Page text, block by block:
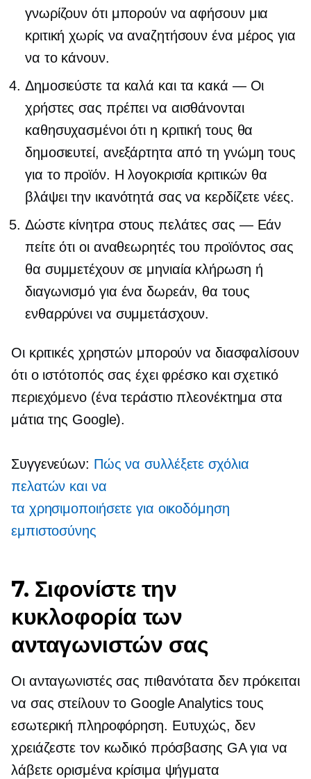
γνωρίζουν ότι μπορούν να αφήσουν μια
κριτική χωρίς να αναζητήσουν ένα μέρος για
να το κάνουν.
Δημοσιεύστε τα καλά και τα κακά — Οι
χρήστες σας πρέπει να αισθάνονται
καθησυχασμένοι ότι η κριτική τους θα
δημοσιευτεί, ανεξάρτητα από τη γνώμη τους
για το προϊόν. Η λογοκρισία κριτικών θα
βλάψει την ικανότητά σας να κερδίζετε νέες.
Δώστε κίνητρα στους πελάτες σας — Εάν
πείτε ότι οι αναθεωρητές του προϊόντος σας
θα συμμετέχουν σε μηνιαία κλήρωση ή
διαγωνισμό για ένα δωρεάν, θα τους
ενθαρρύνει να συμμετάσχουν.
Οι κριτικές χρηστών μπορούν να διασφαλίσουν
ότι ο ιστότοπός σας έχει φρέσκο ​​και σχετικό
περιεχόμενο (ένα τεράστιο πλεονέκτημα στα
μάτια της Google).
Συγγενεύων: Πώς να συλλέξετε σχόλια
πελατών και να
τα χρησιμοποιήσετε για οικοδόμηση
εμπιστοσύνης
7. Σιφονίστε την
κυκλοφορία των
ανταγωνιστών σας
Οι ανταγωνιστές σας πιθανότατα δεν πρόκειται
να σας στείλουν το Google Analytics τους
εσωτερική πληροφόρηση. Ευτυχώς, δεν
χρειάζεστε τον κωδικό πρόσβασης GA για να
λάβετε ορισμένα κρίσιμα ψήγματα